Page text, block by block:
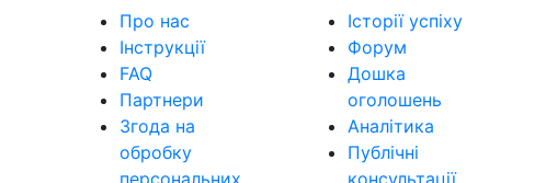
Про нас
Інструкції
FAQ
Партнери
Згода на
обробку
персональних
Історії успіху
Форум
Дошка
оголошень
Аналітика
Публічні
консультації